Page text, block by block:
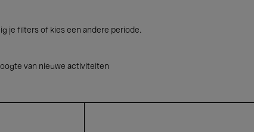
je filters of kies een andere periode.
van nieuwe activiteiten